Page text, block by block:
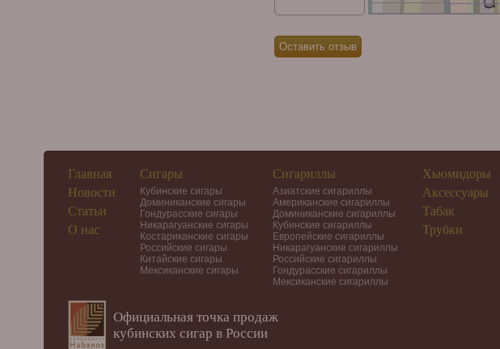
Главная
Новости
Статьи
О нас
Сигары
Кубинские сигары
Доминиканские сигары
Гондурасские сигары
Никарагуанские сигары
Костариканские сигары
Российские сигары
Китайские сигары
Мексиканские сигары
Сигариллы
Азиатские сигариллы
Американские сигариллы
Доминиканские сигариллы
Кубинские сигариллы
Европейские сигариллы
Никарагуанские сигариллы
Российские сигариллы
Гондурасские сигариллы
Мексиканские сигариллы
Хьюмидоры
Аксессуары
Табак
Трубки
Официальная точка продаж
кубинских сигар в России